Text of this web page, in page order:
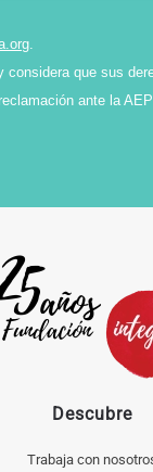
que sus
ante la
Descubre
Trabaja con